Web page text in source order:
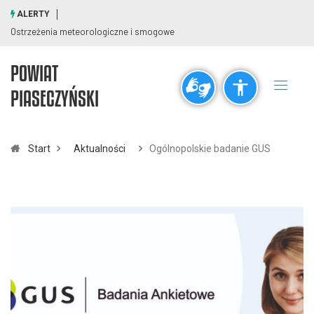
visibility_off title
ALERTY
Ostrzeżenia meteorologiczne i smogowe
POWIAT
PIASECZYŃSKI
Start Aktualności Ogólnopolskie badanie GUS